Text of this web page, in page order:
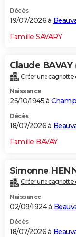
Décès
19/07/2026 à
Famille SAVARY
Claude BAVAY
Créer une cagnotte
Naissance
26/10/1945 à
Décès
18/07/2026 à
Famille BAVAY
Simonne
Créer une cagnotte
Naissance
02/09/1924 à
Décès
18/07/2026 à